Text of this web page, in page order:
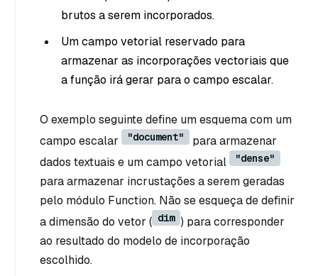
brutos a serem incorporados.
Um campo vetorial reservado para
armazenar as incorporações vectoriais que
a função irá gerar para o campo escalar.
O exemplo seguinte define um esquema com um
campo escalar
"document"
para armazenar
dados textuais e um campo vetorial
"dense"
para armazenar incrustações a serem geradas
pelo módulo Function. Não se esqueça de definir
a dimensão do vetor ( dim ) para corresponder
ao resultado do modelo de incorporação
escolhido.